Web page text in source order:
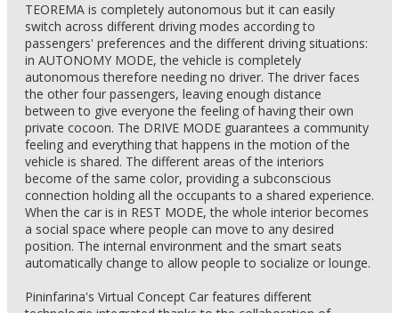
TEOREMA is completely autonomous but it can easily
switch across different driving modes according to
passengers' preferences and the different driving situations:
in AUTONOMY MODE, the vehicle is completely
autonomous therefore needing no driver. The driver faces
the other four passengers, leaving enough distance
between to give everyone the feeling of having their own
private cocoon. The DRIVE MODE guarantees a community
feeling and everything that happens in the motion of the
vehicle is shared. The different areas of the interiors
become of the same color, providing a subconscious
connection holding all the occupants to a shared experience.
When the car is in REST MODE, the whole interior becomes
a social space where people can move to any desired
position. The internal environment and the smart seats
automatically change to allow people to socialize or lounge.
Pininfarina's Virtual Concept Car features different